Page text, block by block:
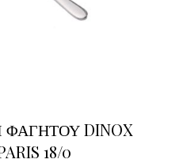
ΦΑΓΗΤΟΥ DINOX
18/0